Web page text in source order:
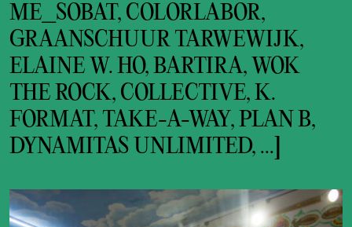
ME_SOBAT, COLORLABOR,
GRAANSCHUUR TARWEWIJK,
ELAINE W. HO, BARTIRA, WOK
THE ROCK, COLLECTIVE, K.
FORMAT, TAKE-A-WAY, PLAN B,
DYNAMITAS UNLIMITED, ...]